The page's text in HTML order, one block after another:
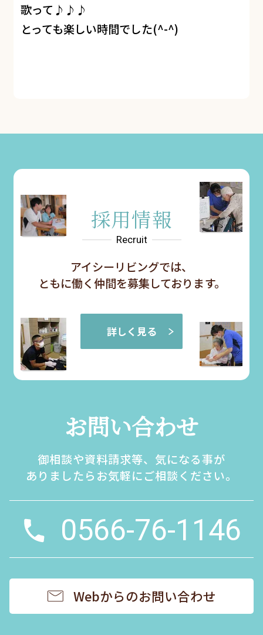
歌って♪♪♪
とっても楽しい時間でした(^-^)
お問い合わせ
御相談や資料請求等、気になる事が
ありましたらお気軽にご相談ください。
0566-76-1146
Webからのお問い合わせ
採用情報
Recruit
アイシーリビングでは、
ともに働く仲間を募集しております。
詳しく見る